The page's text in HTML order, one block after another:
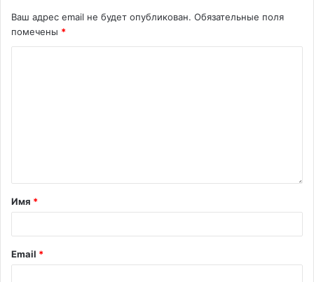
Ваш адрес email не будет опубликован. Обязательные поля
помечены *
Имя *
Email *